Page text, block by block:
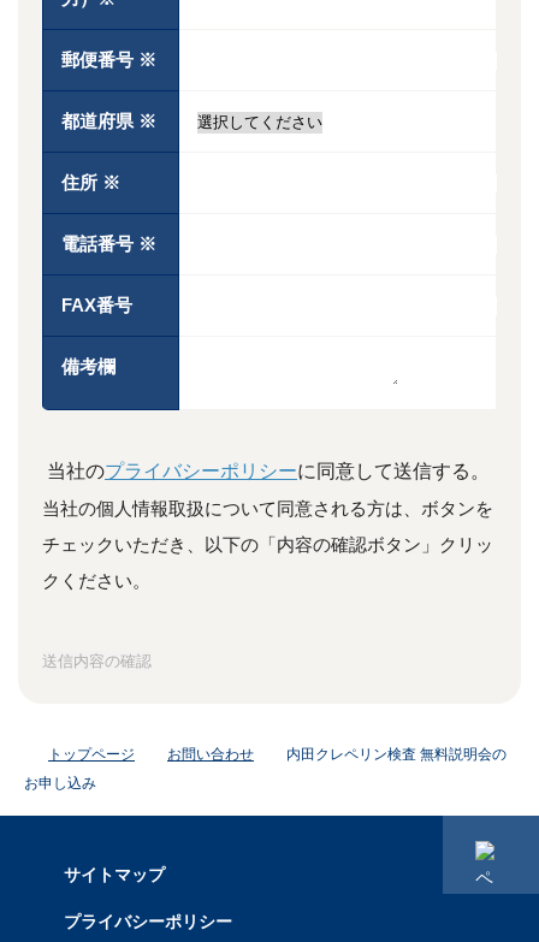
郵便番号 ※
都道府県 ※
住所 ※
電話番号 ※
FAX番号
備考欄
当社のプライバシーポリシーに同意して送信する。
当社の個人情報取扱について同意される方は、ボタンを
チェックいただき、
以下の「内容の確認ボタン」クリッ
クください。
送信内容の確認
トップページ お問い合わせ
内田クレペリン検査 無料説明会の
お申し込み
サイトマップ
プライバシーポリシー